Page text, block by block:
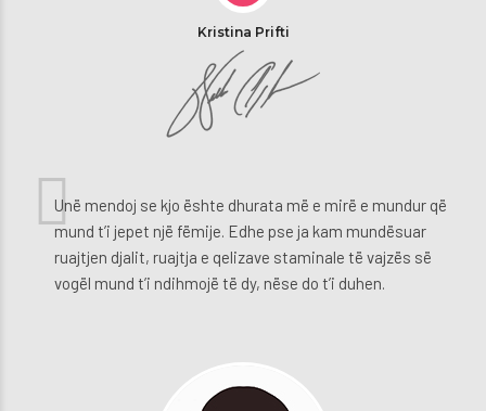
Kristina Prifti
Unë mendoj se kjo ështe dhurata më e mirë e mundur që
mund t’i jepet një fëmije. Edhe pse ja kam mundësuar
ruajtjen djalit, ruajtja e qelizave staminale të vajzës së
vogël mund t’i ndihmojë të dy, nëse do t’i duhen.